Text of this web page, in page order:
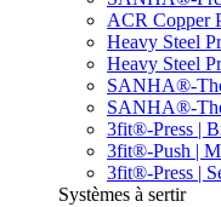
ACR Copper
Heavy Steel
Heavy Steel
SANHA®-
SANHA®-
3fit®-Press |
3fit®-Push |
3fit®-Press |
Systèmes à sertir